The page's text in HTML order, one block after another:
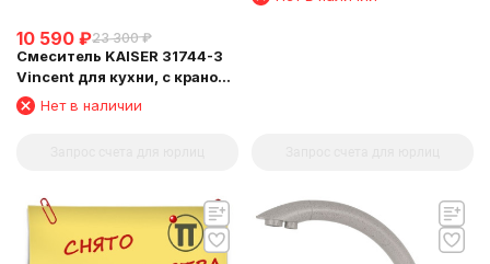
10 590 ₽23 300 ₽
Смеситель KAISER 31744-3
Vincent для кухни, с краном
для питьевой воды,
бронзовый
Нет в наличии